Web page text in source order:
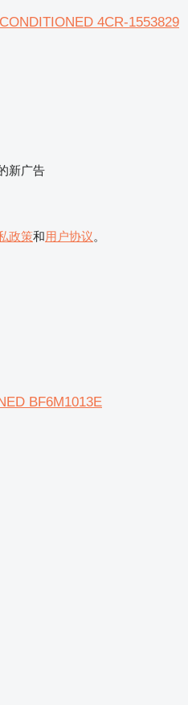
4CR-1553829
新广告
政策和用户协议。
BF6M1013E